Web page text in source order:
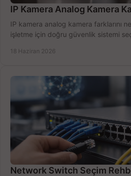
IP Kamera Analog Kamera
IP kamera analog kamera farklarını
işletme için doğru güvenlik sistemi
18 Haziran 2026
Network Switch Seçim